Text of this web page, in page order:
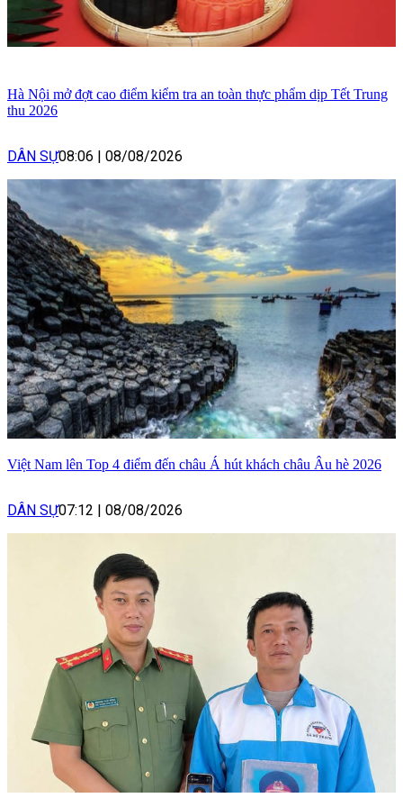
Hà Nội mở đợt cao điểm kiểm tra an toàn thực phẩm dịp Tết Trung
thu 2026
DÂN SỰ08:06 08/08/2026
Việt Nam lên Top 4 điểm đến châu Á hút khách châu Âu hè 2026
DÂN SỰ07:12 08/08/2026